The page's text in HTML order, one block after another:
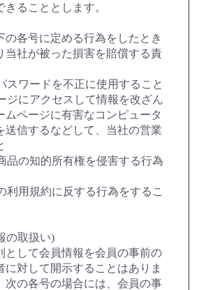
きることとします。
の各号に定める行為をしたとき
当社が被った損害を賠償する責
スワードを不正に使用すること
ジにアクセスして情報を改ざん
ムページに有害なコンピュータ
送信するなどして、当社の営業
品の知的所有権を侵害する行為
利用規約に反する行為をするこ
の取扱い)
として会員情報を会員の事前の
に対して開示することはありま
次の各号の場合には、会員の事